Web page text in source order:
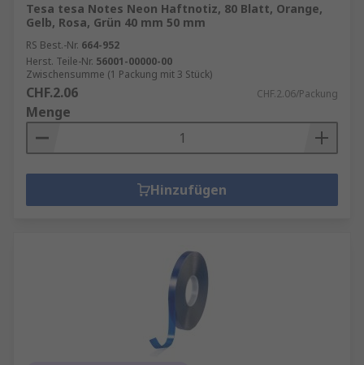
Tesa tesa Notes Neon Haftnotiz, 80 Blatt, Orange,
Gelb, Rosa, Grün 40 mm 50 mm
RS Best.-Nr. 664-952
Herst. Teile-Nr. 56001-00000-00
Zwischensumme (1 Packung mit 3 Stück)
CHF.2.06 CHF.2.06/Packung
Menge
Hinzufügen